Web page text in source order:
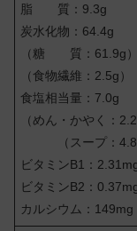
脂 質：9.3g
炭水化物：64.4g
（糖 質：61.9g）
（食物繊維：2.5g）
食塩相当量：7.0g
（めん・かやく：
（スープ：4.8g
ビタミンB1：
ビタミンB2：
カルシウム：149mg